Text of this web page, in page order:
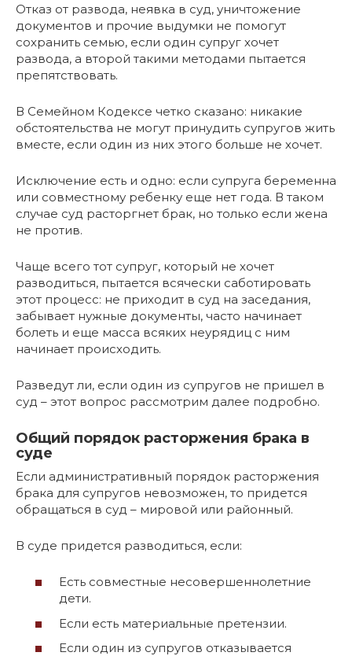
Отказ от развода, неявка в суд, уничтожение
документов и прочие выдумки не помогут
сохранить семью, если один супруг хочет
развода, а второй такими методами пытается
препятствовать.
В Семейном Кодексе четко сказано: никакие
обстоятельства не могут принудить супругов жить
вместе, если один из них этого больше не хочет.
Исключение есть и одно: если супруга беременна
или совместному ребенку еще нет года. В таком
случае суд расторгнет брак, но только если жена
не против.
Чаще всего тот супруг, который не хочет
разводиться, пытается всячески саботировать
этот процесс: не приходит в суд на заседания,
забывает нужные документы, часто начинает
болеть и еще масса всяких неурядиц с ним
начинает происходить.
Разведут ли, если один из супругов не пришел в
суд – этот вопрос рассмотрим далее подробно.
Общий порядок расторжения брака в
суде
Если административный порядок расторжения
брака для супругов невозможен, то придется
обращаться в суд – мировой или районный.
В суде придется разводиться, если:
Есть совместные несовершеннолетние
дети.
Если есть материальные претензии.
Если один из супругов отказывается